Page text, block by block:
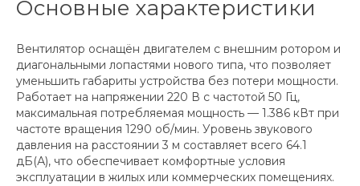
Основные характеристики
Вентилятор оснащён двигателем с внешним ротором и
диагональными лопастями нового типа, что позволяет
уменьшить габариты устройства без потери мощности.
Работает на напряжении 220 В с частотой 50 Гц,
максимальная потребляемая мощность — 1.386 кВт при
частоте вращения 1290 об/мин. Уровень звукового
давления на расстоянии 3 м составляет всего 64.1
дБ(А), что обеспечивает комфортные условия
эксплуатации в жилых или коммерческих помещениях.